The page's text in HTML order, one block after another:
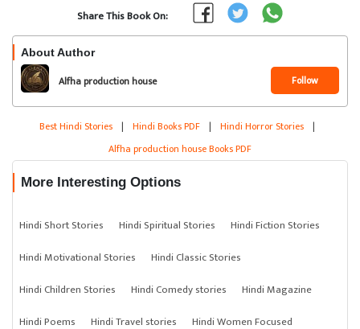
Share This Book On:
About Author
Alfha production house Follow
Best Hindi Stories | Hindi Books PDF | Hindi Horror Stories |
Alfha production house Books PDF
More Interesting Options
Hindi Short Stories Hindi Spiritual Stories
Hindi Fiction Stories
Hindi Motivational Stories
Hindi Classic Stories
Hindi Children Stories
Hindi Comedy stories
Hindi Magazine
Hindi Poems
Hindi Travel stories Hindi Women Focused